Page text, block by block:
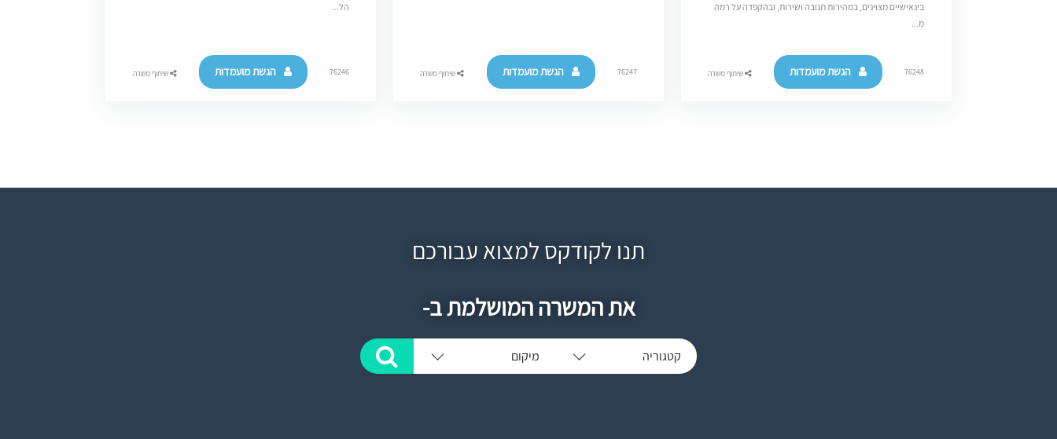
בינאישיים מצוינים, במהירות תגובה ושירות, ובהקפדה על רמה
מ...
76248 הגשת מועמדות שיתוף משרה 76247 הגשת מועמדות שיתוף משרה
הל...
76246 הגשת מועמדות שיתוף משרה
תנו לקודקס למצוא עבורכם
את המשרה המושלמת ב-
קטגוריה מיקום